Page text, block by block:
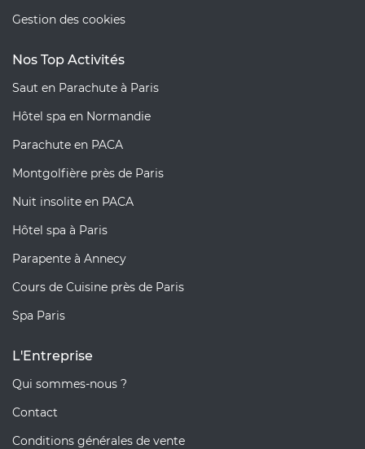
Gestion des cookies
Nos Top Activités
Saut en Parachute à Paris
Hôtel spa en Normandie
Parachute en PACA
Montgolfière près de Paris
Nuit insolite en PACA
Hôtel spa à Paris
Parapente à Annecy
Cours de Cuisine près de Paris
Spa Paris
L'Entreprise
Qui sommes-nous ?
Contact
Conditions générales de vente